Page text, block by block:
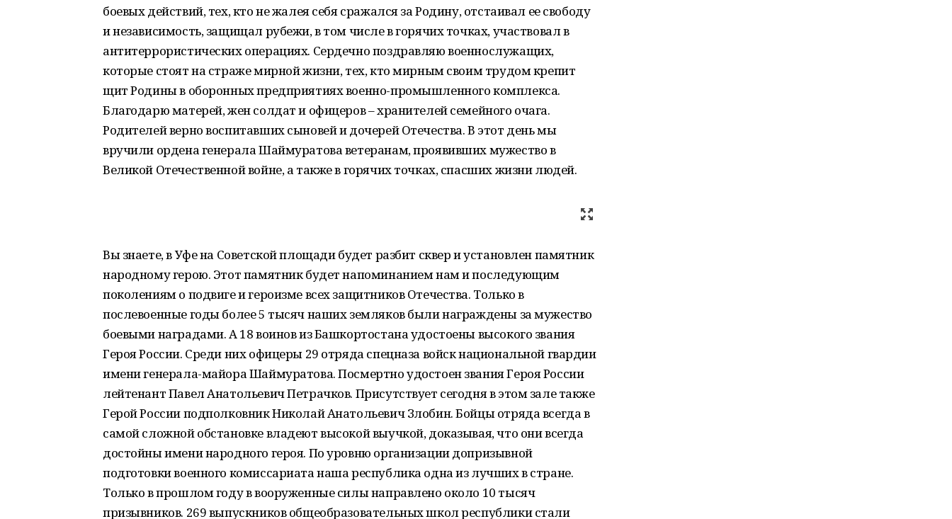
боевых действий, тех, кто не жалея себя сражался за Родину, отстаивал ее свободу
и независимость, защищал рубежи, в том числе в горячих точках, участвовал в
антитеррористических операциях. Сердечно поздравляю военнослужащих,
которые стоят на страже мирной жизни, тех, кто мирным своим трудом крепит
щит Родины в оборонных предприятиях военно-промышленного комплекса.
Благодарю матерей, жен солдат и офицеров – хранителей семейного очага.
Родителей верно воспитавших сыновей и дочерей Отечества. В этот день мы
вручили ордена генерала Шаймуратова ветеранам, проявивших мужество в
Великой Отечественной войне, а также в горячих точках, спасших жизни людей.
Вы знаете, в Уфе на Советской площади будет разбит сквер и установлен памятник
народному герою. Этот памятник будет напоминанием нам и последующим
поколениям о подвиге и героизме всех защитников Отечества. Только в
послевоенные годы более 5 тысяч наших земляков были награждены за мужество
боевыми наградами. А 18 воинов из Башкортостана удостоены высокого звания
Героя России. Среди них офицеры 29 отряда спецназа войск национальной гвардии
имени генерала-майора Шаймуратова. Посмертно удостоен звания Героя России
лейтенант Павел Анатольевич Петрачков. Присутствует сегодня в этом зале также
Герой России подполковник Николай Анатольевич Злобин. Бойцы отряда всегда в
самой сложной обстановке владеют высокой выучкой, доказывая, что они всегда
достойны имени народного героя. По уровню организации допризывной
подготовки военного комиссариата наша республика одна из лучших в стране.
Только в прошлом году в вооруженные силы направлено около 10 тысяч
призывников. 269 выпускников общеобразовательных школ республики стали